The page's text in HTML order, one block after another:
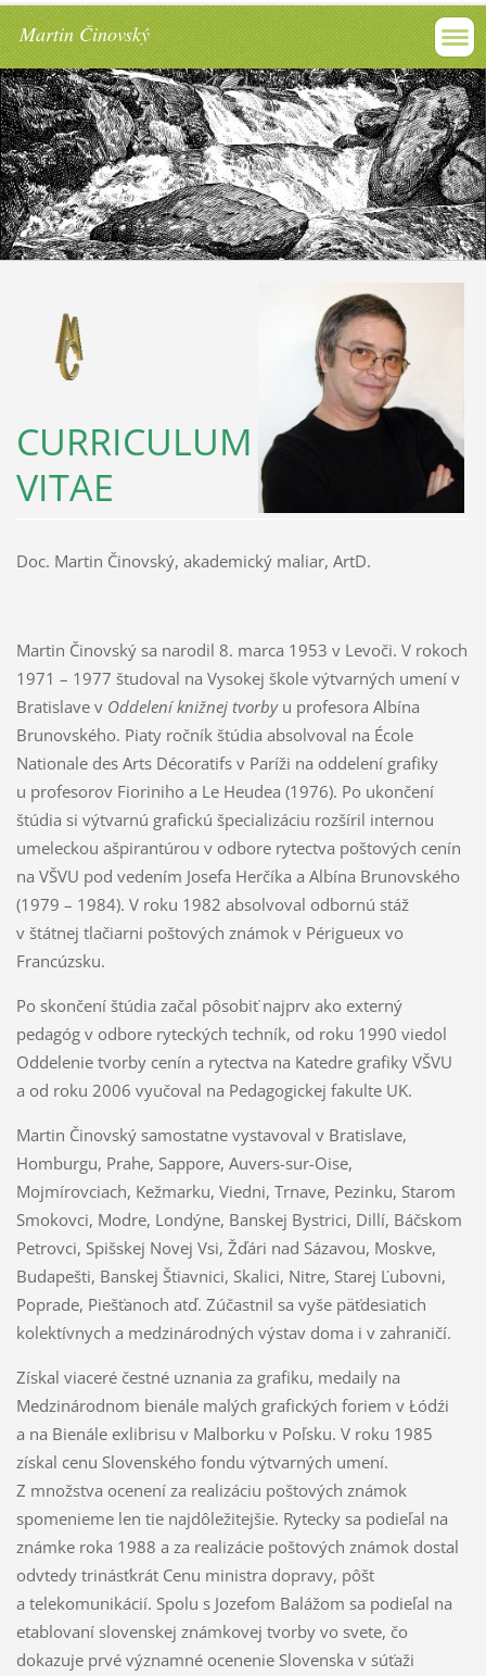
Martin Činovský
CURRICULUM
VITAE
Doc. Martin Činovský, akademický maliar, ArtD.
Martin Činovský sa narodil 8. marca 1953 v Levoči. V rokoch
1971 – 1977 študoval na Vysokej škole výtvarných umení v
Bratislave v Oddelení knižnej tvorbyu profesora Albína
Brunovského. Piaty ročník štúdia absolvoval na École
Nationale des Arts Décoratifs v Paríži na oddelení grafiky
u profesorov Fioriniho a Le Heudea (1976). Po ukončení
štúdia si výtvarnú grafickú špecializáciu rozšíril internou
umeleckou ašpirantúrou v odbore rytectva poštových cenín
na VŠVU pod vedením Josefa Herčíka a Albína Brunovského
(1979 – 1984). V roku 1982 absolvoval odbornú stáž
v štátnej tlačiarni poštových známok v Périgueux vo
Francúzsku.
Po skončení štúdia začal pôsobiť najprv ako externý
pedagóg v odbore ryteckých techník, od roku 1990 viedol
Oddelenie tvorby cenín a rytectva na Katedre grafiky VŠVU
a od roku 2006 vyučoval na Pedagogickej fakulte UK.
Martin Činovský samostatne vystavoval v Bratislave,
Homburgu, Prahe, Sappore, Auvers-sur-Oise,
Mojmírovciach, Kežmarku, Viedni, Trnave, Pezinku, Starom
Smokovci, Modre, Londýne, Banskej Bystrici, Dillí, Báčskom
Petrovci, Spišskej Novej Vsi, Žďári nad Sázavou, Moskve,
Budapešti, Banskej Štiavnici, Skalici, Nitre, Starej Ľubovni,
Poprade, Piešťanoch atď. Zúčastnil sa vyše päťdesiatich
kolektívnych a medzinárodných výstav doma i v zahraničí.
Získal viaceré čestné uznania za grafiku, medaily na
Medzinárodnom bienále malých grafických foriem v Łódźi
a na Bienále exlibrisu v Malborku v Poľsku. V roku 1985
získal cenu Slovenského fondu výtvarných umení.
Z množstva ocenení za realizáciu poštových známok
spomenieme len tie najdôležitejšie. Rytecky sa podieľal na
známke roka 1988 a za realizácie poštových známok dostal
odvtedy trinásťkrát Cenu ministra dopravy, pôšt
a telekomunikácií. Spolu s Jozefom Balážom sa podieľal na
etablovaní slovenskej známkovej tvorby vo svete, čo
dokazuje prvé významné ocenenie Slovenska v súťaži